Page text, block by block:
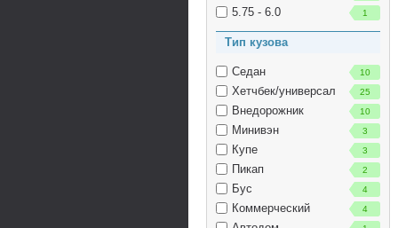
5.75 - 6.0 1
Тип кузова
Седан 10
Хетчбек/универсал 25
Внедорожник 10
Минивэн 3
Купе 3
Пикап 2
Бус 4
Коммерческий 4